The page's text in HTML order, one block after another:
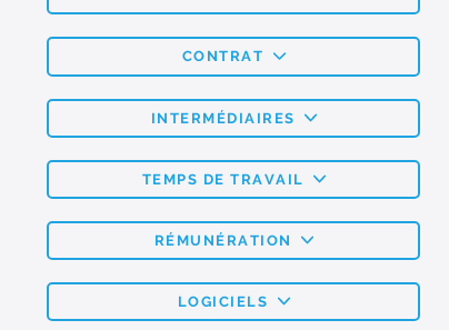
CONTRAT
INTERMÉDIAIRES
TEMPS DE TRAVAIL
RÉMUNÉRATION
LOGICIELS